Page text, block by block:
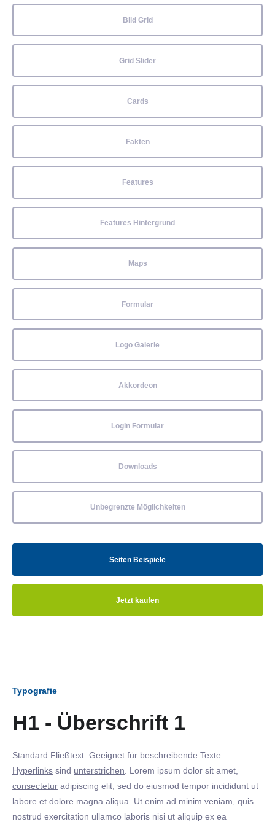
Bild Grid
Grid Slider
Cards
Fakten
Features
Features Hintergrund
Maps
Formular
Logo Galerie
Akkordeon
Login Formular
Downloads
Unbegrenzte Möglichkeiten
Seiten Beispiele
Jetzt kaufen
Typografie
H1 - Überschrift 1
Standard Fließtext: Geeignet für beschreibende Texte.
Hyperlinks sind unterstrichen . Lorem ipsum dolor sit amet,
consectetur adipiscing elit, sed do eiusmod tempor incididunt ut
labore et dolore magna aliqua. Ut enim ad minim veniam, quis
nostrud exercitation ullamco laboris nisi ut aliquip ex ea